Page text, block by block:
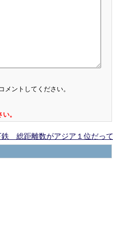
ントしてください。
。
鉄 総距離数がアジア１位だって